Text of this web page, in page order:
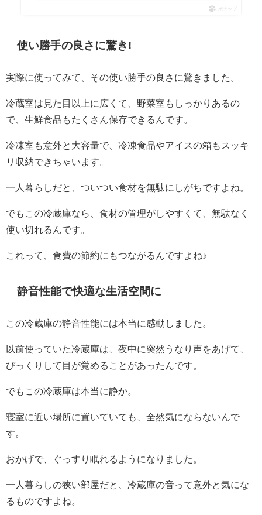
ポチップ
使い勝手の良さに驚き!
実際に使ってみて、その使い勝手の良さに驚きました。
冷蔵室は見た目以上に広くて、野菜室もしっかりあるの
で、生鮮食品もたくさん保存できるんです。
冷凍室も意外と大容量で、冷凍食品やアイスの箱もスッキ
リ収納できちゃいます。
一人暮らしだと、ついつい食材を無駄にしがちですよね。
でもこの冷蔵庫なら、食材の管理がしやすくて、無駄なく
使い切れるんです。
これって、食費の節約にもつながるんですよね♪
静音性能で快適な生活空間に
この冷蔵庫の静音性能には本当に感動しました。
以前使っていた冷蔵庫は、夜中に突然うなり声をあげて、
びっくりして目が覚めることがあったんです。
でもこの冷蔵庫は本当に静か。
寝室に近い場所に置いていても、全然気にならないんで
す。
おかげで、ぐっすり眠れるようになりました。
一人暮らしの狭い部屋だと、冷蔵庫の音って意外と気にな
るものですよね。